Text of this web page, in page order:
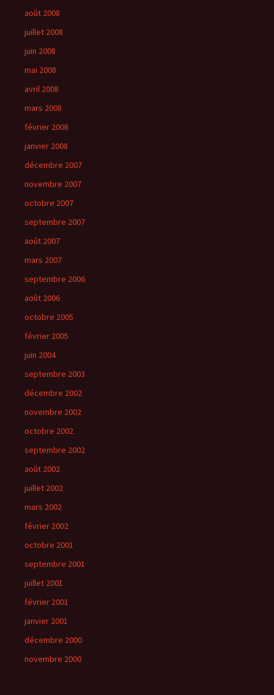
août 2008
juillet 2008
juin 2008
mai 2008
avril 2008
mars 2008
février 2008
janvier 2008
décembre 2007
novembre 2007
octobre 2007
septembre 2007
août 2007
mars 2007
septembre 2006
août 2006
octobre 2005
février 2005
juin 2004
septembre 2003
décembre 2002
novembre 2002
octobre 2002
septembre 2002
août 2002
juillet 2002
mars 2002
février 2002
octobre 2001
septembre 2001
juillet 2001
février 2001
janvier 2001
décembre 2000
novembre 2000